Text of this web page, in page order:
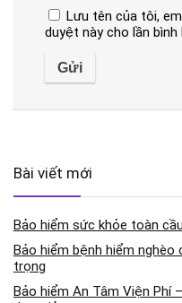
Lưu tên của tôi,
duyệt này cho lần
Bài viết mới
Bảo hiểm sức khỏe toàn
Bảo hiểm bệnh hiểm nghèo
trọng
Bảo hiểm An Tâm Viện Phí